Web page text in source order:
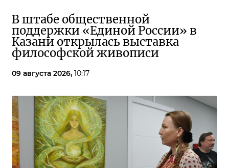
В штабе общественной
поддержки «Единой России» в
Казани открылась выставка
философской живописи
09 августа 2026, 10:17